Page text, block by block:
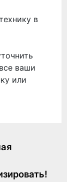
в
ваши
или